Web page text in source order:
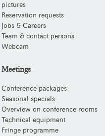
pictures
Reservation requests
Jobs & Careers
Team & contact persons
Webcam
Meetings
Conference packages
Seasonal specials
Overview on conference rooms
Technical equipment
Fringe programme